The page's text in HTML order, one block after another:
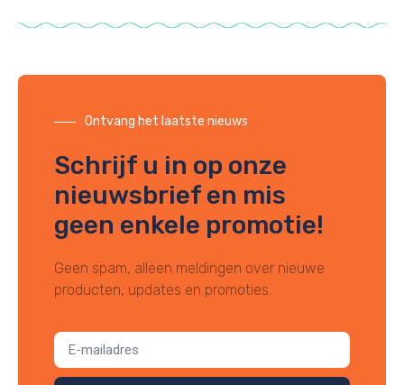
Ontvang het laatste nieuws
Schrijf u in op onze
nieuwsbrief en mis
geen enkele promotie!
Geen spam, alleen meldingen over nieuwe
producten, updates en promoties.